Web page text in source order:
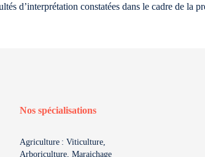
d’interprétation constatées dans le cadre de la
Nos spécialisations
Agriculture : Viticulture,
Arboriculture, Maraichage